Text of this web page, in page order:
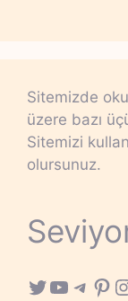
Sitemizde
üzere bazı
Sitemizi
olursunuz.
Twitter